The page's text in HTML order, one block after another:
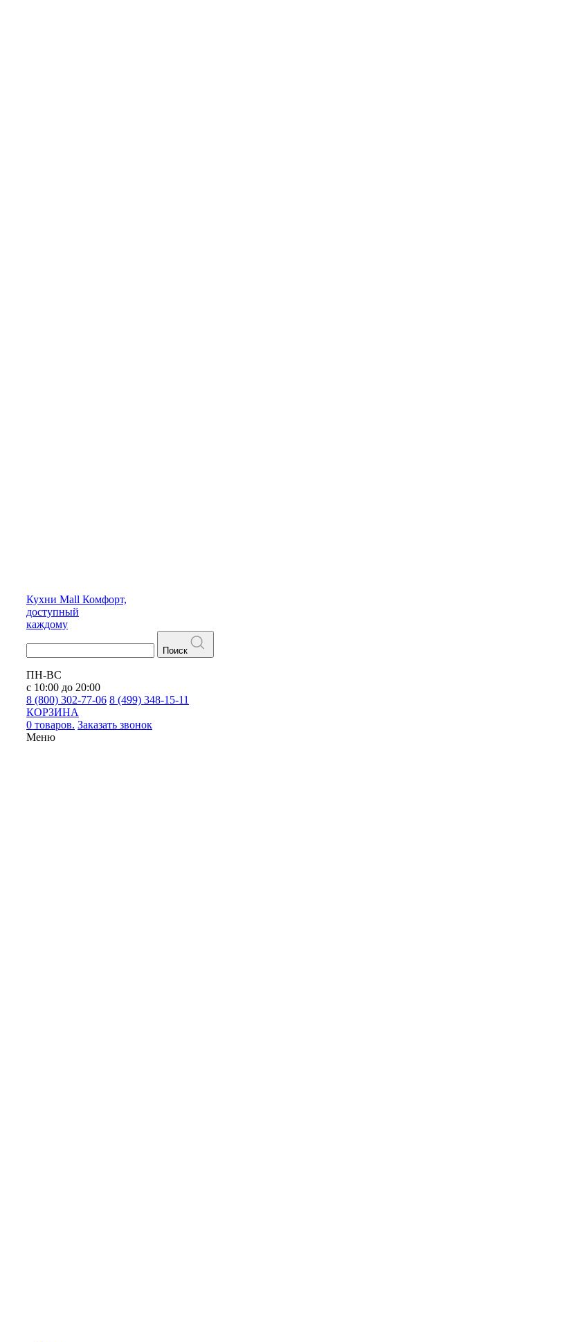
Кухни Mall Комфорт,
доступный
каждому
Поиск
ПН-ВС
с 10:00 до 20:00
8 (800) 302-77-06 8 (499) 348-15-11
КОРЗИНА
0 товаров. Заказать звонок
Меню